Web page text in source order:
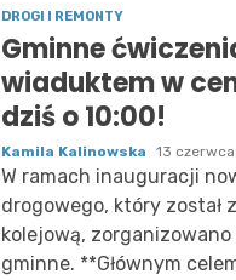
DROGI I REMONTY
Gminne
wiaduktem w
dziś o 10:00!
Kamila Kalinowska 13
W ramach inauguracji
drogowego, który został
kolejową,
gminne. **Głównym